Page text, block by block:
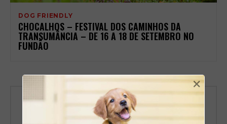
DOG FRIENDLY
CHOCALHOS – FESTIVAL DOS CAMINHOS DA
TRANSUMÂNCIA – DE 16 A 18 DE SETEMBRO NO
FUNDÃO
×